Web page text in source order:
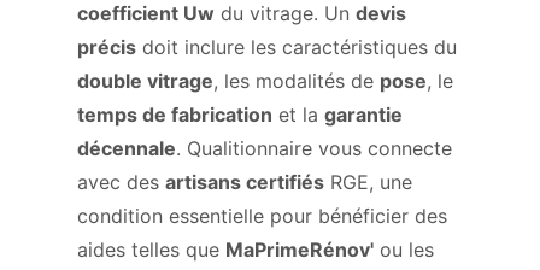
coefficient Uw du vitrage. Un devis
précis doit inclure les caractéristiques du
double vitrage, les modalités de pose, le
temps de fabrication et la garantie
décennale. Qualitionnaire vous connecte
avec des artisans certifiés RGE, une
condition essentielle pour bénéficier des
aides telles que MaPrimeRénov' ou les